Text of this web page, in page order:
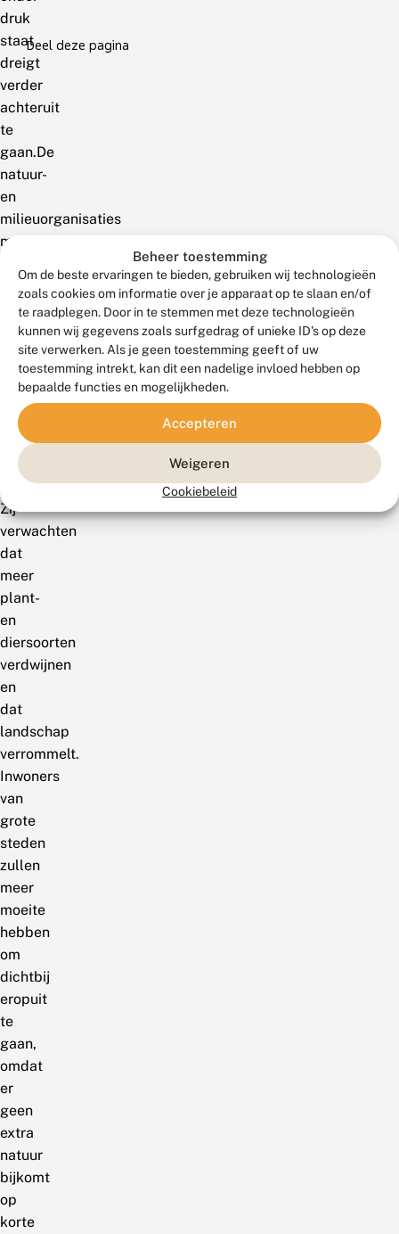
Beheer toestemming
Om de beste ervaringen te bieden, gebruiken wij technologieën
zoals cookies om informatie over je apparaat op te slaan en/of
te raadplegen. Door in te stemmen met deze technologieën
kunnen wij gegevens zoals surfgedrag of unieke ID's op deze
site verwerken. Als je geen toestemming geeft of uw
toestemming intrekt, kan dit een nadelige invloed hebben op
bepaalde functies en mogelijkheden.
Accepteren
Weigeren
Cookiebeleid
druk
staat
dreigt
verder
achteruit
te
gaan.De
natuur-
en
milieuorganisaties
maken
zorgen
over
het
voortbestaan
van
natuur
Nederland.
Zij
verwachten
dat
meer
plant-
en
diersoorten
verdwijnen
en
dat
landschap
verrommelt.
Inwoners
van
grote
steden
zullen
meer
moeite
hebben
om
dichtbij
eropuit
te
gaan,
omdat
er
geen
extra
natuur
bijkomt
op
korte
Deel deze pagina